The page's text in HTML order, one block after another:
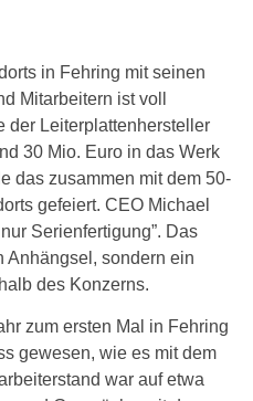
in Fehring mit seinen
Mitarbeitern ist voll
der Leiterplattenhersteller
30 Mio. Euro in das Werk
das zusammen mit dem 50-
gefeiert. CEO Michael
Serienfertigung”. Das
Anhängsel, sondern ein
des Konzerns.
zum ersten Mal in Fehring
gewesen, wie es mit dem
war auf etwa